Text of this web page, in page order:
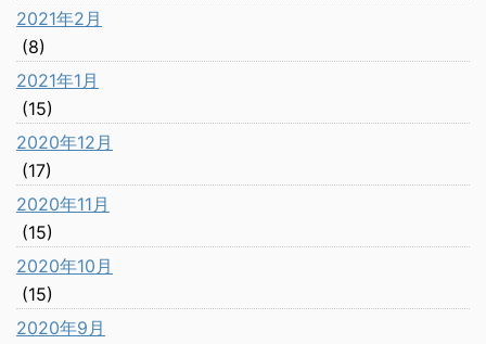
2021年2月
(8)
2021年1月
(15)
2020年12月
(17)
2020年11月
(15)
2020年10月
(15)
2020年9月